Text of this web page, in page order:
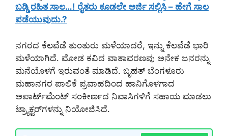
ಬಡ್ಡಿ ರಹಿತ ಸಾಲ…! ರೈತರು ಕೂಡಲೇ ಅರ್ಜಿ ಸಲ್ಲಿಸಿ – ಹೇಗೆ ಸಾಲ
ಪಡೆಯುವುದು.?
ನಗರದ ಕೆಲವೆಡೆ ತುಂತುರು ಮಳೆಯಾದರೆ, ಇನ್ನು ಕೆಲವೆಡೆ ಭಾರಿ
ಮಳೆಯಾಗಿದೆ. ಮೋಡ ಕವಿದ ವಾತಾವರಣವು ಅನೇಕ ಜನರನ್ನು
ಮನೆಯೊಳಗೆ ಇರುವಂತೆ ಮಾಡಿದೆ. ಬೃಹತ್ ಬೆಂಗಳೂರು
ಮಹಾನಗರ ಪಾಲಿಕೆ ಪ್ರವಾಹದಿಂದ ಹಾನಿಗೊಳಗಾದ
ಅಪಾರ್ಟ್‌ಮೆಂಟ್ ಸಂಕೀರ್ಣದ ನಿವಾಸಿಗಳಿಗೆ ಸಹಾಯ ಮಾಡಲು
ಟ್ರ್ಯಾಕ್ಟರ್‌ಗಳನ್ನು ನಿಯೋಜಿಸಿದೆ.